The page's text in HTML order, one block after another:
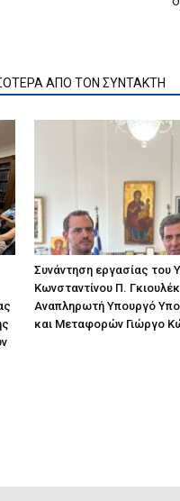
ΑΠΟ ΤΟΝ ΣΥΝΤΑΚΤΗ
Συνάντηση εργασίας του
Κωνσταντίνου Π.
Αναπληρωτή Υπουργό
και Μεταφορών Γιώργο